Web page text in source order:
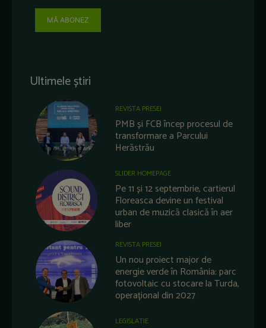
MĂ ABONEZ
Ultimele știri
REVISTA PRESEI
PMB și FCB încep procesul de
transformare a Parcului
Herăstrău
SLIDER HOMEPAGE
Pe 11 și 12 septembrie, cartierul
Floreasca devine un festival
urban de muzică clasică în aer
liber
REVISTA PRESEI
Un nou proiect major de
energie verde în România: parc
fotovoltaic cu stocare la Turda,
operațional din 2027
LEGISLATIE